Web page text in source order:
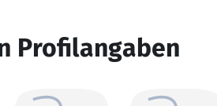
Profilangaben